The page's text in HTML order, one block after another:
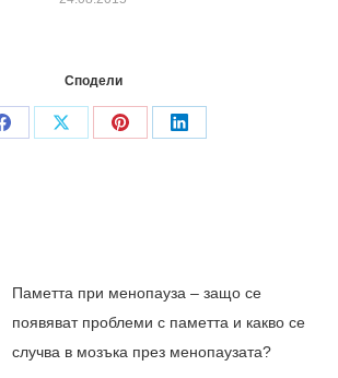
Сподели
Share
Share
Share
Share
Паметта при менопауза – защо се
появяват проблеми с паметта и какво се
случва в мозъка през менопаузата?